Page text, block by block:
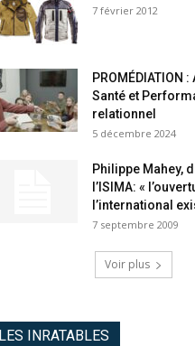
7 février 2012
PROMÉDIATION
Santé et
relationnel
5 décembre 2024
Philippe Mahey,
l’ISIMA: «
l’international
7 septembre 2009
Voir plus
LES INRATABLES